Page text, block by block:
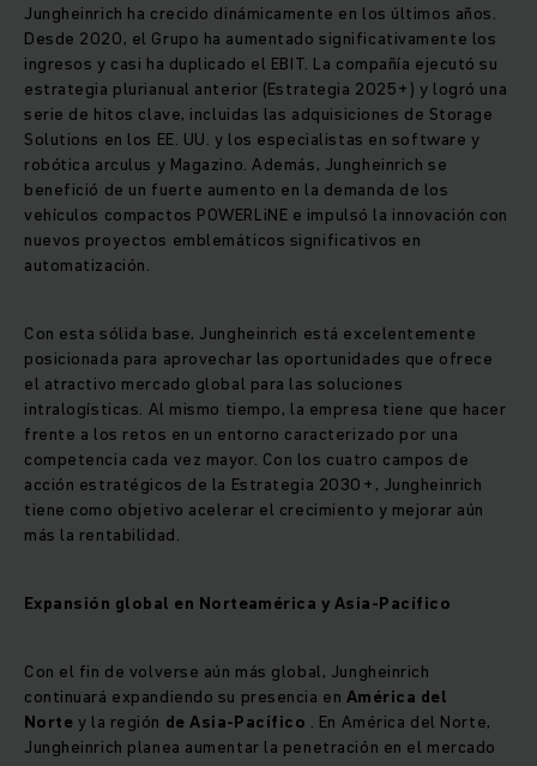
Jungheinrich ha crecido dinámicamente en los últimos años.
Desde 2020, el Grupo ha aumentado significativamente los
ingresos y casi ha duplicado el EBIT. La compañía ejecutó su
estrategia plurianual anterior (Estrategia 2025+) y logró una
serie de hitos clave, incluidas las adquisiciones de Storage
Solutions en los EE. UU. y los especialistas en software y
robótica arculus y Magazino. Además, Jungheinrich se
benefició de un fuerte aumento en la demanda de los
vehículos compactos POWERLiNE e impulsó la innovación con
nuevos proyectos emblemáticos significativos en
automatización.
Con esta sólida base, Jungheinrich está excelentemente
posicionada para aprovechar las oportunidades que ofrece
el atractivo mercado global para las soluciones
intralogísticas. Al mismo tiempo, la empresa tiene que hacer
frente a los retos en un entorno caracterizado por una
competencia cada vez mayor. Con los cuatro campos de
acción estratégicos de la Estrategia 2030+, Jungheinrich
tiene como objetivo acelerar el crecimiento y mejorar aún
más la rentabilidad.
Expansión global en Norteamérica y Asia-Pacífico
Con el fin de volverse aún más global, Jungheinrich
continuará expandiendo su presencia en América del
Norte y la región de Asia-Pacífico . En América del Norte,
Jungheinrich planea aumentar la penetración en el mercado